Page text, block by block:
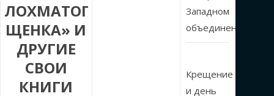
ЛОХМАТОГО
ЩЕНКА» И
ДРУГИЕ
СВОИ
КНИГИ
Западном
объединении
Крещение
и день